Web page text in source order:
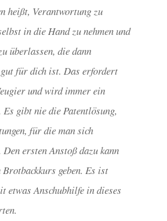
heißt, Verantwortung zu
in die Hand zu nehmen und
überlassen, die dann
gut für dich ist. Das erfordert
und wird immer ein
Es gibt nie die Patentlösung,
für die man sich
Den ersten Anstoß dazu kann
geben. Es ist
etwas Anschubhilfe in dieses